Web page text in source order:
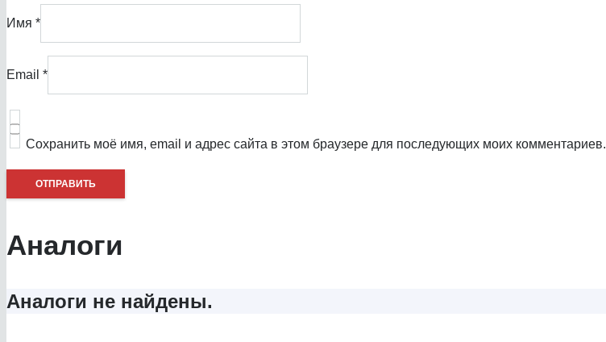
Имя *
Email *
Сохранить моё имя, email и адрес сайта в этом браузере для последующих моих комментариев.
Аналоги
Аналоги не найдены.